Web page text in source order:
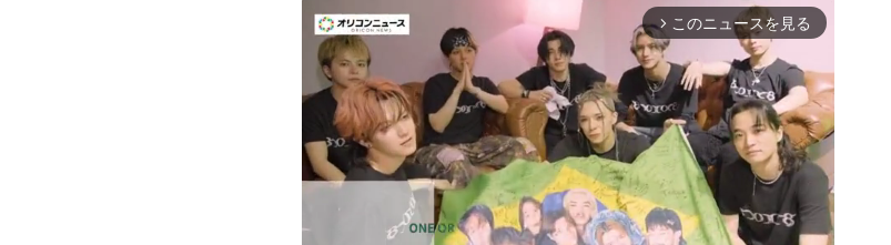
arrow_forward_ios このニュースを見る